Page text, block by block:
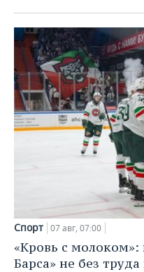
Спорт 07 авг, 07:00
«Кровь с
Барса» не без